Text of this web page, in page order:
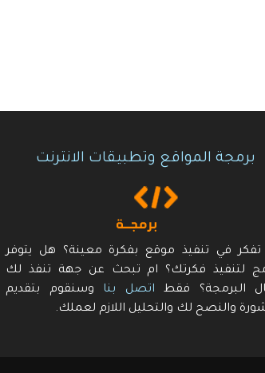
برمجة المواقع وتطبيقات الانترنت
في تنفيذ موقع بفكرة معينة؟ هل يتوفر
لتنفيذ فكرتك؟ ام تبحث عن جهة تنفذ لك
البرمجة؟ فقط اتصل بنا وسنقوم بتقديم
والنصح لك والتحليل اللازم لعملك.